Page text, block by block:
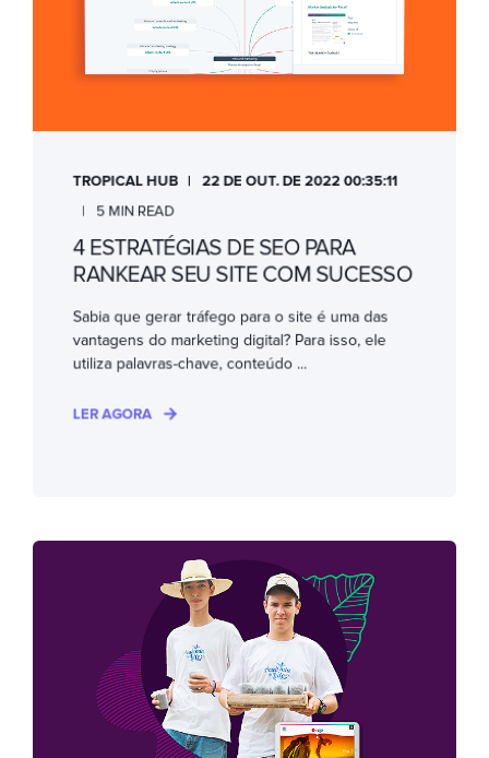
TROPICAL HUB 22 DE OUT. DE 2022 00:35:11
5 MIN READ
4 ESTRATÉGIAS DE SEO PARA
RANKEAR SEU SITE COM SUCESSO
Sabia que gerar tráfego para o site é uma das
vantagens do marketing digital? Para isso, ele
utiliza palavras-chave, conteúdo ...
LER AGORA